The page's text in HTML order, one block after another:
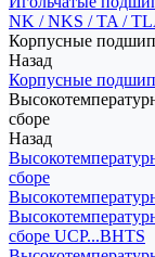
NK / NKS / TA /
Корпусные
Назад
Корпусные
сборе
Назад
сборе
сборе UCP...BHTS